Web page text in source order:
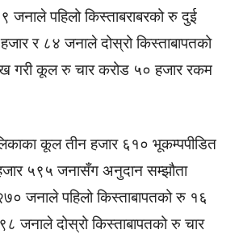
जनाले पहिलो किस्ताबराबरको रु दुई
र ८४ जनाले दोस्रो किस्ताबापतको
गरी कूल रु चार करोड ५० हजार रकम
कूल तीन हजार ६१० भूकम्पपीडित
५९५ जनासँग अनुदान सम्झौता
जनाले पहिलो किस्ताबापतको रु १६
जनाले दोस्रो किस्ताबापतको रु चार